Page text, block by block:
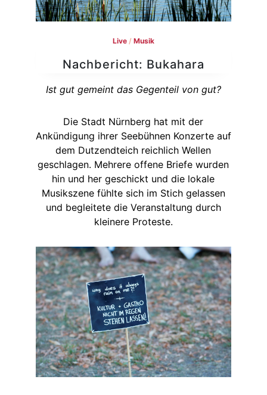
Live/ Musik
Nachbericht: Bukahara
Ist gut gemeint das Gegenteil von gut?
Die Stadt Nürnberg hat mit der
Ankündigung ihrer Seebühnen Konzerte auf
dem Dutzendteich reichlich Wellen
geschlagen. Mehrere offene Briefe wurden
hin und her geschickt und die lokale
Musikszene fühlte sich im Stich gelassen
und begleitete die Veranstaltung durch
kleinere Proteste.